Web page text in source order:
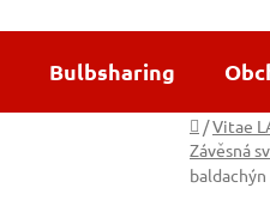
Bulbsharing
Domů
/Vitae
Závěsná